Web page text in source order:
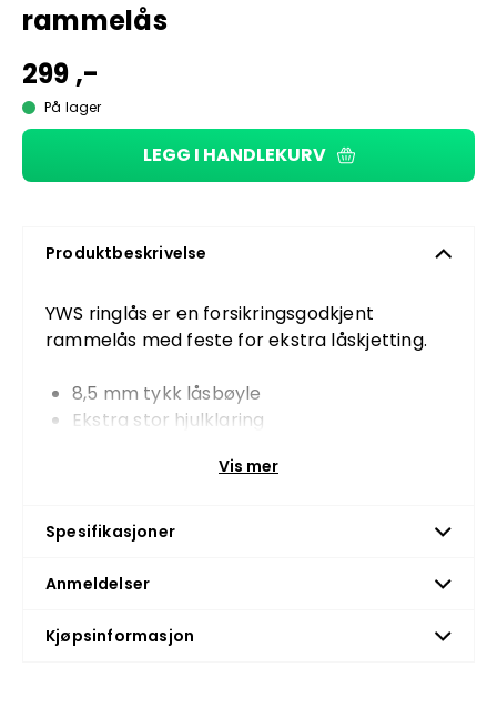
rammelås
299 ,-
På lager
LEGG I HANDLEKURV
Produktbeskrivelse
YWS ringlås er en forsikringsgodkjent
rammelås med feste for ekstra låskjetting.
8,5 mm tykk låsbøyle
Ekstra stor hjulklaring
To nøkler følger med
Passer ikke til sykkelmodellene Travel,
Cargo
Vis mer
Spesifikasjoner
Anmeldelser
Kjøpsinformasjon